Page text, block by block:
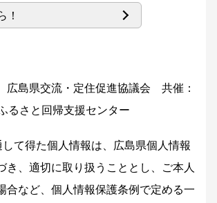
！
広島県交流・定住促進協議会 共催：
るさと回帰支援センター
て得た個人情報は、広島県個人情報
き、適切に取り扱うこととし、ご本人
合など、個人情報保護条例で定める一